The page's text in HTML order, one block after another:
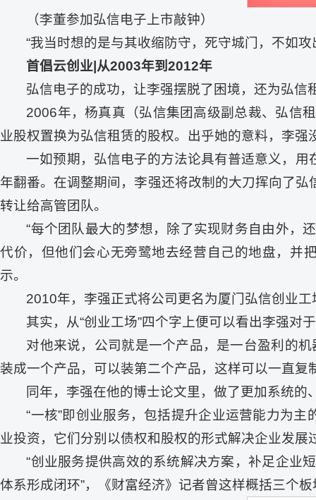
（李董参加弘信电子上市敲钟）
“我当时想的是与其收缩防守，死守城门，不如
首倡云创业|从2003年到2012年
弘信电子的成功，让李强摆脱了困境，还为弘信
2006年，杨真真（弘信集团高级副总裁、弘信
业股权置换为弘信租赁的股权。出乎她的意料，李
一如预期，弘信电子的方法论具有普适意义，
年翻番。在调整期间，李强还将改制的大刀挥向了
转让给高管团队。
“每个团队最大的梦想，除了实现财务自由外，
代价，但他们会心无旁鹭地去经营自己的地盘，并
示。
2010年，李强正式将公司更名为厦门弘信创业
其实，从“创业工场”四个字上便可以看出李强对
对他来说，公司就是一个产品，是一台盈利的
装成一个产品，可以装第二个产品，这样可以一直复
同年，李强在他的博士论文里，做了更加系统的
“一核”即创业服务，包括提升企业运营能力为
业投资，它们分别以债权和股权的形式解决企业发
“创业服务提供高效的系统解决方案，补足企业
体系形成闭环”，《财富经济》记者曾这样概括三个